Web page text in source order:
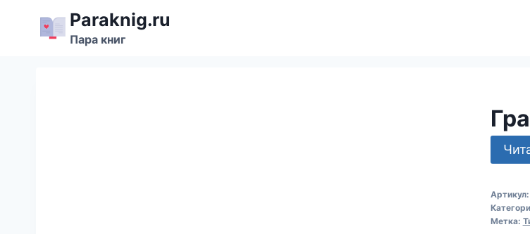
содержимому
Paraknig.ru
Пара книг
Артикул:
Метка: